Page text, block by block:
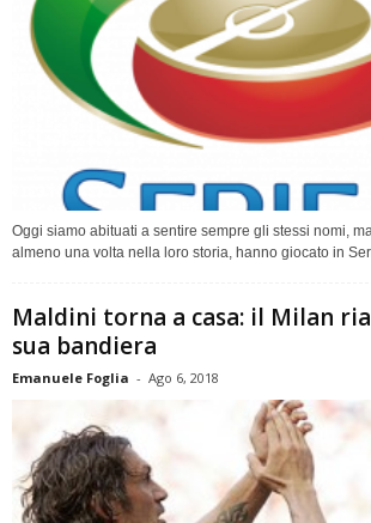
Oggi siamo abituati a sentire sempre gli stessi nomi,
almeno una volta nella loro storia, hanno giocato in
Maldini torna a casa: il Milan
sua bandiera
Emanuele Foglia - Ago 6, 2018